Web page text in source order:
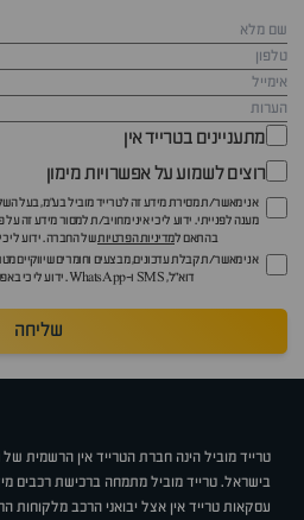
מתעניינים בטרייד אין
רוצים לשמוע על אפשרויות מימון
אני מאשר/ת מסירת מידע זה לטרייד מוביל בע"מ, בעל
מענה לפנייתי. ידוע לי כי איני מחויב/ת למסור מידע זה על
בהתאם למדיניות הפרטיותשל החברה. ידוע לי
אני מאשר/ת קבלת עדכונים, מבצעים וחומרים שיווקיים
דוא״ל, SMS ו-WhatsApp. ידוע לי כי באפשרותי לבטל הסכמה זו בכל עת.
שליחה
טרייד מוביל הינה חברת הטרייד אין הרשמית של
בישראל. טרייד מוביל מתמחה ברכישת רכבים
עסקאות טרייד אין אצל יבואני הרכב מלקוחות